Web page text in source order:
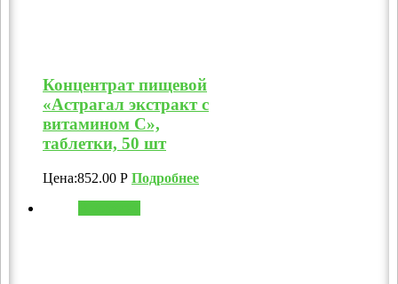
Концентрат пищевой
«Астрагал экстракт с
витамином C»,
таблетки, 50 шт
Цена:852.00 Р Подробнее